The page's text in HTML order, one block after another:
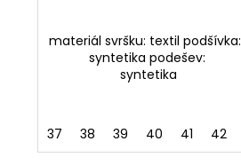
materiál svršku: textil podšívka:
syntetika podešev:
syntetika
37 38 39 40 41 42